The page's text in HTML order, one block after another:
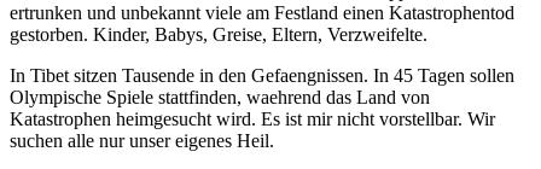
ertrunken und unbekannt viele am Festland einen Katastrophentod
gestorben. Kinder, Babys, Greise, Eltern, Verzweifelte.
In Tibet sitzen Tausende in den Gefaengnissen. In 45 Tagen sollen
Olympische Spiele stattfinden, waehrend das Land von
Katastrophen heimgesucht wird. Es ist mir nicht vorstellbar. Wir
suchen alle nur unser eigenes Heil.